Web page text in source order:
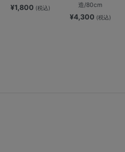
¥1,800 (税込)
造/80cm
¥4,300 (税込)